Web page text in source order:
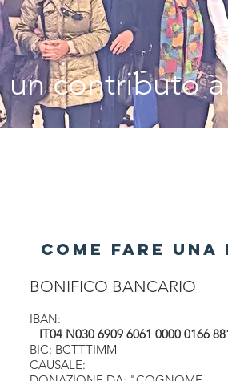
contributo
COME FARE UNA
BONIFICO BANCARIO
IBAN:
IT04 N030 6909 6061 0000 0166
BIC: BCTTTIMM
CAUSALE: